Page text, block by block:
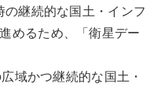
継続的な国土・インフ
めるため、「衛星デー
域かつ継続的な国土・